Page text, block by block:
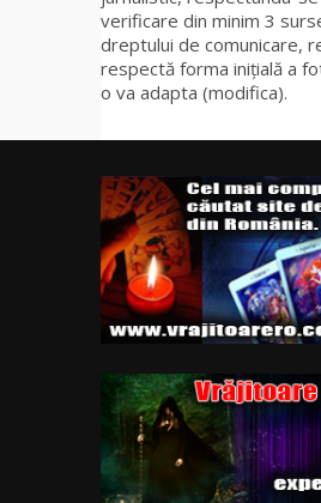
verificare din minim 3
dreptului de comunicare,
respectă forma inițială a
o va adapta (modifica).